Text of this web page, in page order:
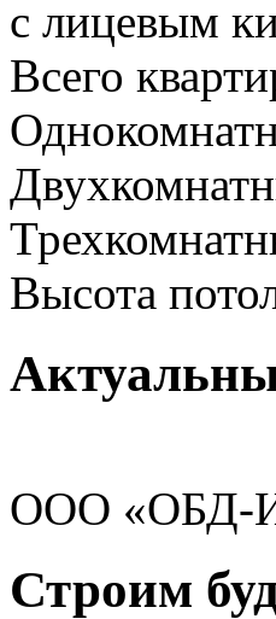
с лицевым
Всего
Высота
ООО «ОБД-
Строим